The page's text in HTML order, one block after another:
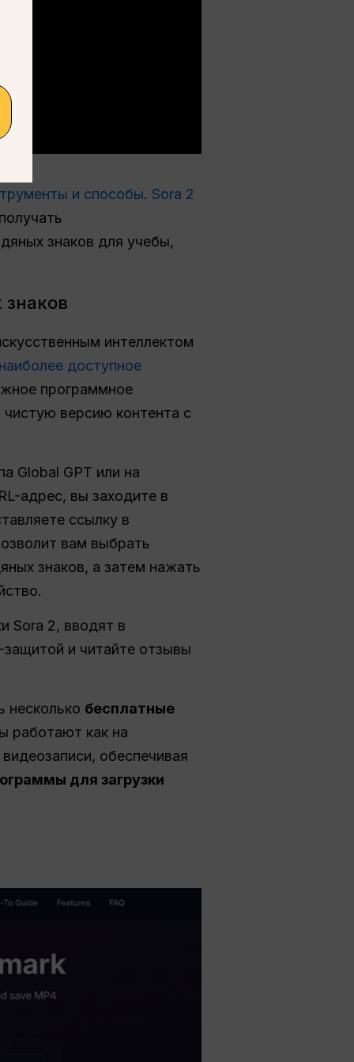
и способы. Sora 2
знаков для учебы,
интеллектом
доступное
программное
версию контента с
Global GPT или на
адрес, вы заходите в
ссылку в
вам выбрать
знаков, а затем нажать
Sora 2, вводят в
и читайте отзывы
несколько бесплатные
работают как на
обеспечивая
для загрузки